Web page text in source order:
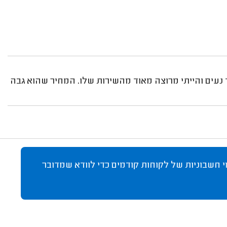
והייתי מרוצה מאוד מהשירות שלו. המחיר שהוא גבה
של לקוחות קודמים כדי לוודא שמדובר